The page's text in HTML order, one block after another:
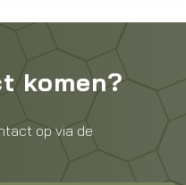
komen?
op via de